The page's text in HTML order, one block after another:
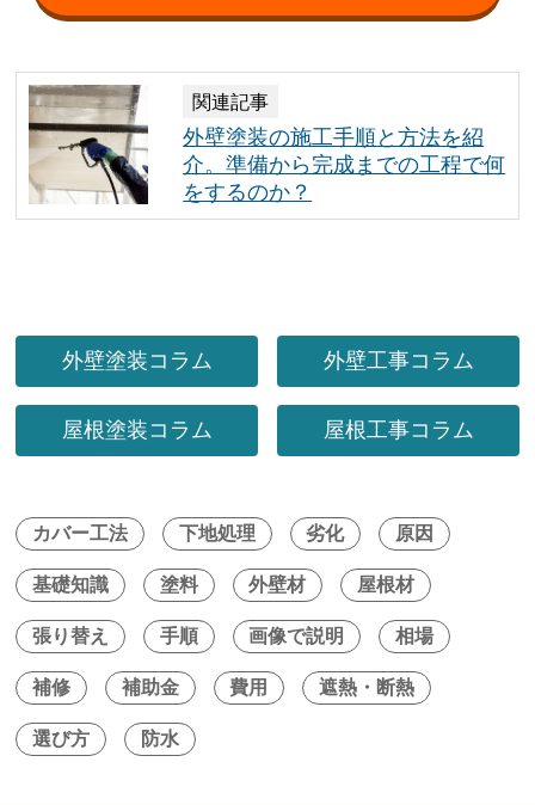
関連記事
外壁塗装の施工手順と方法を紹
介。準備から完成までの工程で何
をするのか？
外壁塗装コラム 外壁工事コラム
屋根塗装コラム 屋根工事コラム
カバー工法 下地処理 劣化 原因
基礎知識 塗料 外壁材 屋根材
張り替え 手順 画像で説明 相場
補修 補助金 費用 遮熱・断熱
選び方 防水